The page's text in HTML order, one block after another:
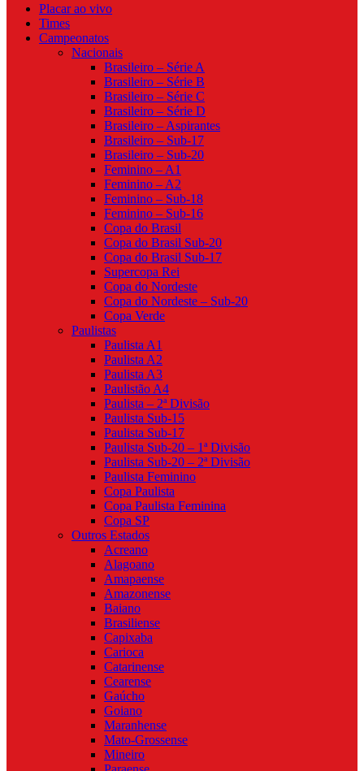
Placar ao vivo
Times
Campeonatos
Nacionais
Brasileiro – Série A
Brasileiro – Série B
Brasileiro – Série C
Brasileiro – Série D
Brasileiro – Aspirantes
Brasileiro – Sub-17
Brasileiro – Sub-20
Feminino – A1
Feminino – A2
Feminino – Sub-18
Feminino – Sub-16
Copa do Brasil
Copa do Brasil Sub-20
Copa do Brasil Sub-17
Supercopa Rei
Copa do Nordeste
Copa do Nordeste – Sub-20
Copa Verde
Paulistas
Paulista A1
Paulista A2
Paulista A3
Paulistão A4
Paulista – 2ª Divisão
Paulista Sub-15
Paulista Sub-17
Paulista Sub-20 – 1ª Divisão
Paulista Sub-20 – 2ª Divisão
Paulista Feminino
Copa Paulista
Copa Paulista Feminina
Copa SP
Outros Estados
Acreano
Alagoano
Amapaense
Amazonense
Baiano
Brasiliense
Capixaba
Carioca
Catarinense
Cearense
Gaúcho
Goiano
Maranhense
Mato-Grossense
Mineiro